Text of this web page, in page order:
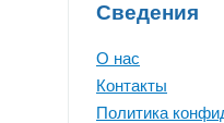
Сведения
О нас
Контакты
Политика